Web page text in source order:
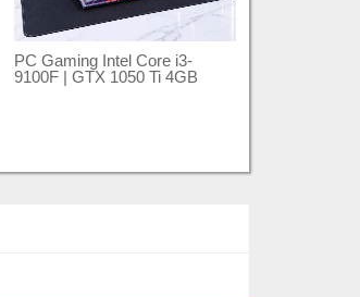
PC Gaming Intel Core i3-
9100F | GTX 1050 Ti 4GB